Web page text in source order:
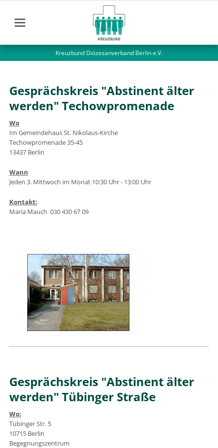
Kreuzbund Diözesanverband Berlin e.V.
Gesprächskreis "Abstinent älter
werden" Techowpromenade
Wo
Im Gemeindehaus St. Nikolaus-Kirche
Techowpromenade 35-45
13437 Berlin
Wann
Jeden 3. Mittwoch im Monat 10:30 Uhr - 13:00 Uhr
Kontakt:
Maria Mauch 030 430 67 09
Gesprächskreis "Abstinent älter
werden" Tübinger Straße
Wo:
Tübinger Str. 5
10715 Berlin
Begegnungszentrum